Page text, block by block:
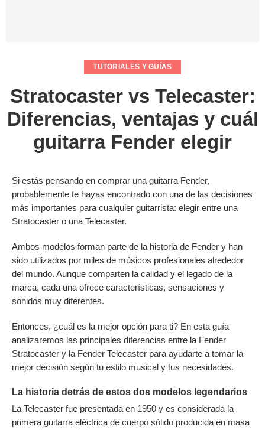
TUTORIALES Y GUÍAS
Stratocaster vs Telecaster:
Diferencias, ventajas y cuál
guitarra Fender elegir
Si estás pensando en comprar una guitarra Fender,
probablemente te hayas encontrado con una de las decisiones
más importantes para cualquier guitarrista: elegir entre una
Stratocaster o una Telecaster.
Ambos modelos forman parte de la historia de Fender y han
sido utilizados por miles de músicos profesionales alrededor
del mundo. Aunque comparten la calidad y el legado de la
marca, cada una ofrece características, sensaciones y
sonidos muy diferentes.
Entonces, ¿cuál es la mejor opción para ti? En esta guía
analizaremos las principales diferencias entre la Fender
Stratocaster y la Fender Telecaster para ayudarte a tomar la
mejor decisión según tu estilo musical y tus necesidades.
La historia detrás de estos dos modelos legendarios
La Telecaster fue presentada en 1950 y es considerada la
primera guitarra eléctrica de cuerpo sólido producida en masa